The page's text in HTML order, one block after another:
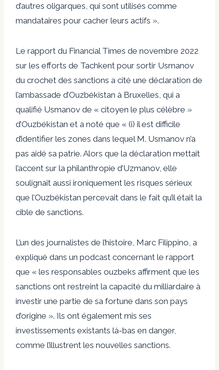
d’autres oligarques, qui sont utilisés comme
mandataires pour cacher leurs actifs ».
Le rapport du Financial Times de novembre 2022
sur les efforts de Tachkent pour sortir Usmanov
du crochet des sanctions a cité une déclaration de
l’ambassade d’Ouzbékistan à Bruxelles, qui a
qualifié Usmanov de « citoyen le plus célèbre »
d’Ouzbékistan et a noté que « (i) il est difficile
d’identifier les zones dans lequel M. Usmanov n’a
pas aidé sa patrie. Alors que la déclaration mettait
l’accent sur la philanthropie d’Uzmanov, elle
soulignait aussi ironiquement les risques sérieux
que l’Ouzbékistan percevait dans le fait qu’il était la
cible de sanctions.
L’un des journalistes de l’histoire, Marc Filippino, a
expliqué dans un podcast concernant le rapport
que « les responsables ouzbeks affirment que les
sanctions ont restreint la capacité du milliardaire à
investir une partie de sa fortune dans son pays
d’origine ». Ils ont également mis ses
investissements existants là-bas en danger,
comme l’illustrent les nouvelles sanctions.